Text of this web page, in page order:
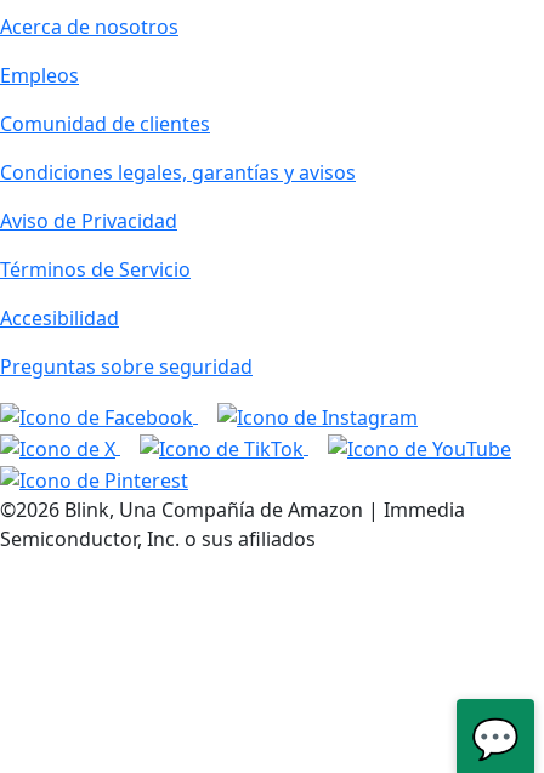
Acerca de nosotros
Empleos
Comunidad de clientes
Condiciones legales, garantías y avisos
Aviso de Privacidad
Términos de Servicio
Accesibilidad
Preguntas sobre seguridad
©2026 Blink, Una Compañía de Amazon | Immedia
Semiconductor, Inc. o sus afiliados
💬